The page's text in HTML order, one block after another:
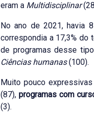
eram a Multidisciplinar
No ano de 2021, havia
correspondia a 17,3% do
de programas desse
Ciências humanas(100).
Muito pouco
(87), programas com
(3).